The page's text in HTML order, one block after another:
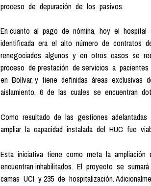
proceso de depuración de los pasivos.
En cuanto al pago de nómina, hoy el
identificada era el alto número de contratos
renegociados algunos y en otros casos se
proceso de prestación de servicios a
en Bolívar, y tiene definidas áreas exclusivas
aislamiento, 6 de las cuales se encuentran
Como resultado de las gestiones
ampliar la capacidad instalada del HUC fue
Esta iniciativa tiene como meta la
encuentran inhabilitados. El proyecto se
camas UCI y 235 de hospitalización.